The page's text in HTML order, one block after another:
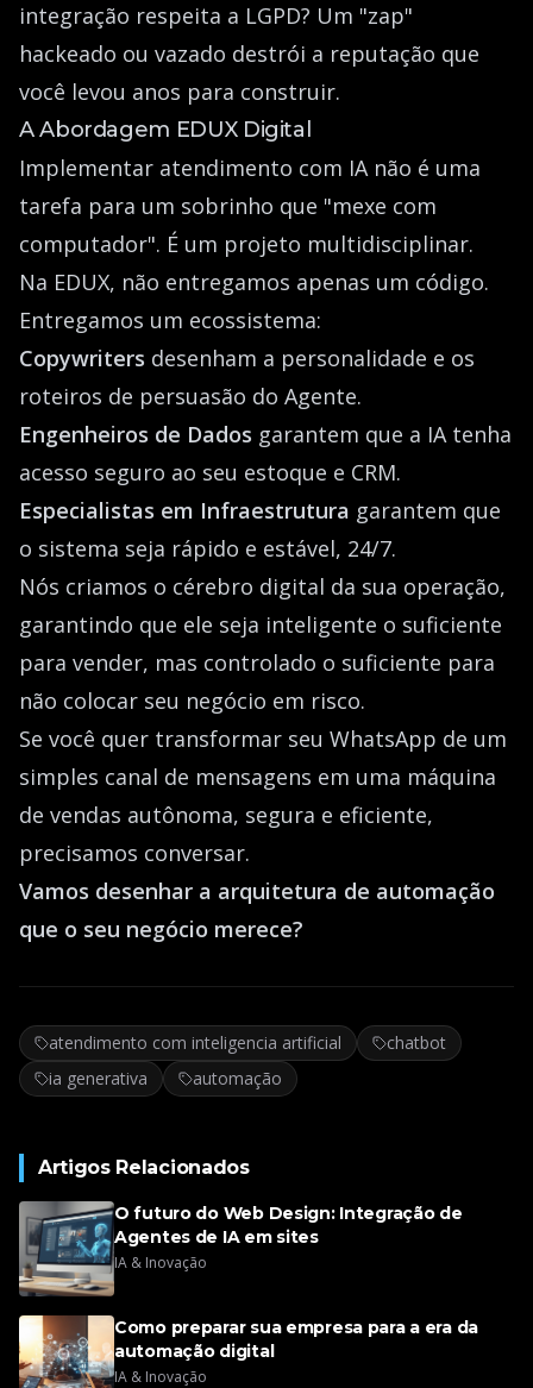
integração respeita a LGPD? Um "zap"
hackeado ou vazado destrói a reputação que
você levou anos para construir.
A Abordagem EDUX Digital
Implementar atendimento com IA não é uma
tarefa para um sobrinho que "mexe com
computador". É um projeto multidisciplinar.
Na EDUX, não entregamos apenas um código.
Entregamos um ecossistema:
Copywriters desenham a personalidade e os
roteiros de persuasão do Agente.
Engenheiros de Dados garantem que a IA tenha
acesso seguro ao seu estoque e CRM.
Especialistas em Infraestrutura garantem que
o sistema seja rápido e estável, 24/7.
Nós criamos o cérebro digital da sua operação,
garantindo que ele seja inteligente o suficiente
para vender, mas controlado o suficiente para
não colocar seu negócio em risco.
Se você quer transformar seu WhatsApp de um
simples canal de mensagens em uma máquina
de vendas autônoma, segura e eficiente,
precisamos conversar.
Vamos desenhar a arquitetura de automação
que o seu negócio merece?
atendimento com inteligencia artificial
chatbot
ia generativa
automação
Artigos Relacionados
O futuro do Web Design: Integração de
Agentes de IA em sites
IA & Inovação
Como preparar sua empresa para a era da
automação digital
IA & Inovação